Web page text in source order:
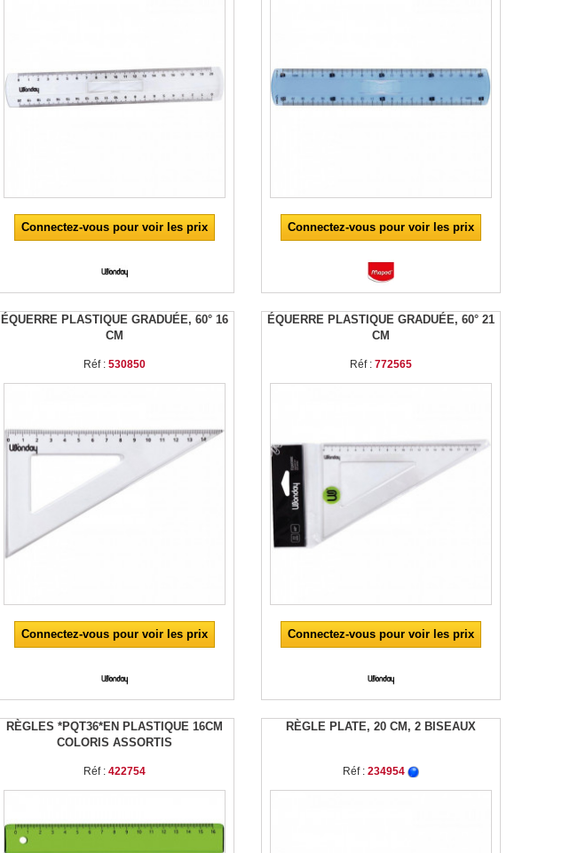
Connectez-vous pour voir les prix Connectez-vous pour voir les prix
ÉQUERRE PLASTIQUE GRADUÉE, 60° 16
CM
Réf : 530850
Connectez-vous pour voir les prix
ÉQUERRE PLASTIQUE GRADUÉE, 60° 21
CM
Réf : 772565
Connectez-vous pour voir les prix
RÈGLES *PQT36*EN PLASTIQUE 16CM
COLORIS ASSORTIS
Réf : 422754
RÈGLE PLATE, 20 CM, 2 BISEAUX
Réf : 234954